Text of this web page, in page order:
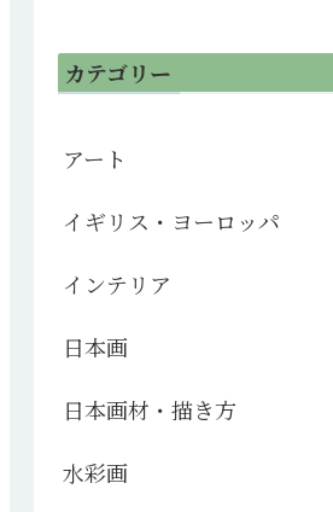
カテゴリー
アート
イギリス・ヨーロッパ
インテリア
日本画
日本画材・描き方
水彩画